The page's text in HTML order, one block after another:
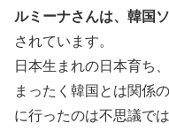
ルミーナさんは、韓国
されています。
日本生まれの日本育ち
まったく韓国とは関係
に行ったのは不思議で